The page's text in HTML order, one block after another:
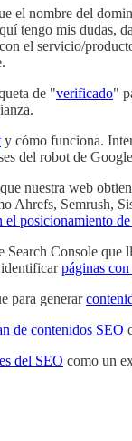
el nombre del
tengo mis dudas,
el servicio/
de "verificado"
y cómo funciona.
del robot de
nuestra web
Ahrefs, Semrush,
posicionamiento
Search Console que
identificarpáginas
para generar
de contenidos SEO
del SEO como un